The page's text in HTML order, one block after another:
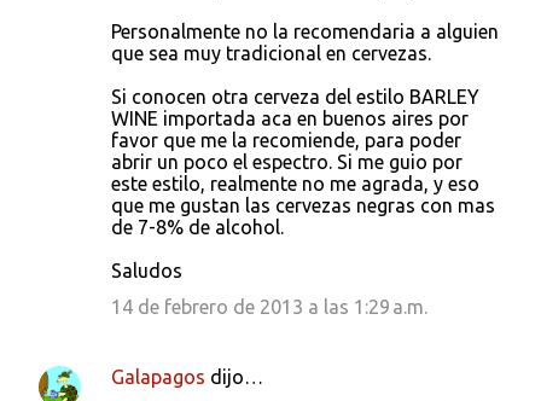
Personalmente no la recomendaria a alguien
que sea muy tradicional en cervezas.
Si conocen otra cerveza del estilo BARLEY
WINE importada aca en buenos aires por
favor que me la recomiende, para poder
abrir un poco el espectro. Si me guio por
este estilo, realmente no me agrada, y eso
que me gustan las cervezas negras con mas
de 7-8% de alcohol.
Saludos
14 de febrero de 2013 a las 1:29 a.m.
Galapagos dijo…